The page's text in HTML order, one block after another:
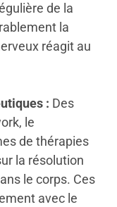
de la
la
réagit au
: Des
le
de thérapies
la résolution
le corps. Ces
avec le